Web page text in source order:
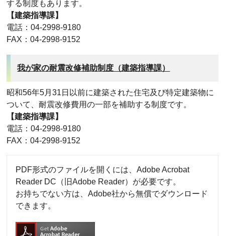
する制度もあります。
【建築指導課】
電話：04-2998-9180
FAX：04-2998-9152
我が家の耐震改修補助制度（建築指導課）
昭和56年5月31日以前に建築された住宅及び特定建築物に
ついて、耐震改修費用の一部を補助する制度です。
【建築指導課】
電話：04-2998-9180
FAX：04-2998-9152
PDF形式のファイルを開くには、Adobe Acrobat
Reader DC（旧Adobe Reader）が必要です。
お持ちでない方は、Adobe社から無償でダウンロード
できます。